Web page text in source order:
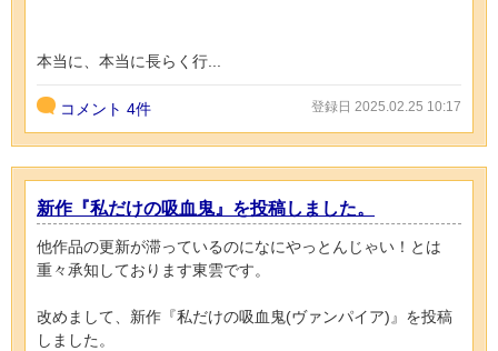
本当に、本当に長らく行...
コメント 4件 登録日 2025.02.25 10:17
新作『私だけの吸血鬼』を投稿しました。
他作品の更新が滞っているのになにやっとんじゃい！とは
重々承知しております東雲です。
改めまして、新作『私だけの吸血鬼(ヴァンパイア)』を投稿
しました。